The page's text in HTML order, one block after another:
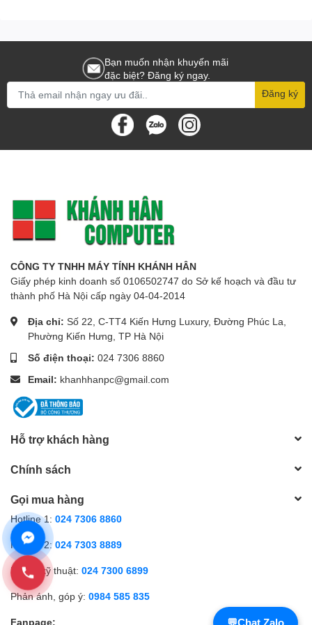
Bạn muốn nhận khuyến mãi
đặc biệt? Đăng ký ngay.
Đăng ký
CÔNG TY TNHH MÁY TÍNH KHÁNH HÂN
Giấy phép kinh doanh số 0106502747 do Sở kế hoạch và đầu tư
thành phố Hà Nội cấp ngày 04-04-2014
Địa chỉ: Số 22, C-TT4 Kiến Hưng Luxury, Đường Phúc La,
Phường Kiến Hưng, TP Hà Nội
Số điện thoại: 024 7306 8860
Email: khanhhanpc@gmail.com
Hỗ trợ khách hàng
Chính sách
Gọi mua hàng
Hotline 1: 024 7306 8860
Hotline 2: 024 7303 8889
Hỗ trợ kỹ thuật: 024 7300 6899
Phản ánh, góp ý: 0984 585 835
Fanpage: 💬Chat Zalo